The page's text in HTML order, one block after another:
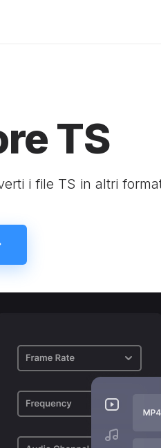
TS
i file TS in altri